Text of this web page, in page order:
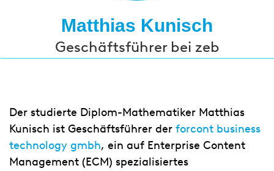
Matthias Kunisch
Geschäftsführer bei zeb
Der studierte Diplom-Mathematiker Matthias
Kunisch ist Geschäftsführer der forcont business
technology gmbh, ein auf Enterprise Content
Management (ECM) spezialisiertes